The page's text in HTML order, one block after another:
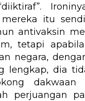
itu
antivaksin
tetapi
negara,
lengkap, dia
dakwaan
perjuangan